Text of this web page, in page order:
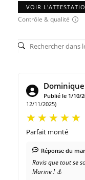
VOIR
Contrôle & qualité
Dominique
Publié le 1/10/
12/11/2025)
Parfait monté
Réponse du
Ravis que tout se
Marine ! ⚓